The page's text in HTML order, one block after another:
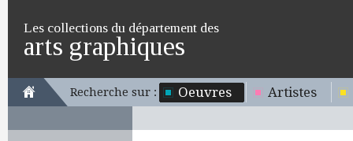
Les collections du département des
arts graphiques
Recherche sur : Oeuvres Artistes